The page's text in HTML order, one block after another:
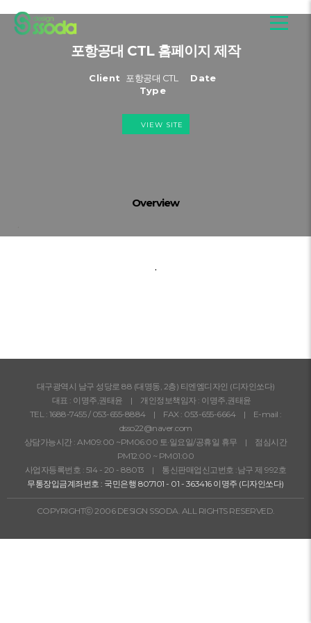
포항공대 CTL 홈페이지 제작
Client 포항공대 CTL
Date
Type
VIEW SITE
Overview
.
대구광역시 남구 성당로 88 (대명동, 2층) 티엔엠디자인 (디자인쏘다)
대표 : 이명주,권태윤 | 개인정보책임자 : 이명주,권태윤
TEL : 1688-7455/ 053-655-8884| FAX : 053-655-6664 | E-mail :
dsso22@naver.com
상담가능시간 : AM09:00 ~PM06:00 토·일요일/공휴일 휴무 | 점심시간
PM12:00 ~ PM01:00
사업자등록번호 : 514 - 20 - 88013 | 통신판매업신고번호 :남구 제 992호
무통장입금계좌번호 : 국민은행 807101 - 01 - 363416 이명주 (디자인쏘다)
COPYRIGHTⓒ 2006 DESIGN SSODA. ALL RIGHTS RESERVED.